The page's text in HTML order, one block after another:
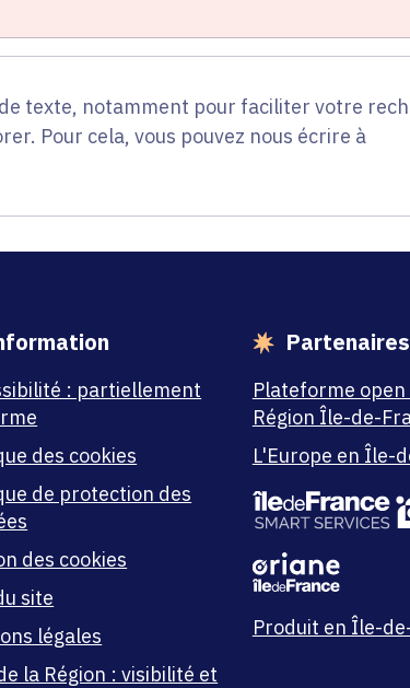
texte, notamment pour faciliter votre
Pour cela, vous pouvez nous écrire à
: partiellement
des cookies
de protection des
des cookies
site
légales
la Région : visibilité et
Partenaires
Plateforme
Région Île-de-
L'Europe en Île-
Produit en Île-